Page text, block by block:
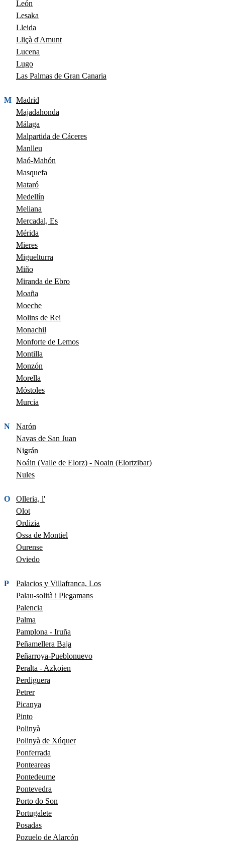
León
Lesaka
Lleida
Lliçà d'Amunt
Lucena
Lugo
Las Palmas de Gran Canaria
M Madrid
Majadahonda
Málaga
Malpartida de Cáceres
Manlleu
Maó-Mahón
Masquefa
Mataró
Medellín
Meliana
Mercadal, Es
Mérida
Mieres
Miguelturra
Miño
Miranda de Ebro
Moaña
Moeche
Molins de Rei
Monachil
Monforte de Lemos
Montilla
Monzón
Morella
Móstoles
Murcia
N
Narón
Navas de San Juan
Nigrán
Noáin (Valle de Elorz) - Noain (Elortzibar)
Nules
O
Olleria, l'
Olot
Ordizia
Ossa de Montiel
Ourense
Oviedo
P
Palacios y Villafranca, Los
Palau-solità i Plegamans
Palencia
Palma
Pamplona - Iruña
Peñamellera Baja
Peñarroya-Pueblonuevo
Peralta - Azkoien
Perdiguera
Petrer
Picanya
Pinto
Polinyà
Polinyà de Xúquer
Ponferrada
Ponteareas
Pontedeume
Pontevedra
Porto do Son
Portugalete
Posadas
Pozuelo de Alarcón